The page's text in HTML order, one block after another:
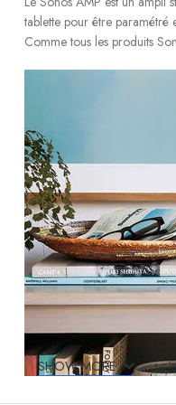
tablette pour être paramétré
Comme tous les produits
SHOW MORE